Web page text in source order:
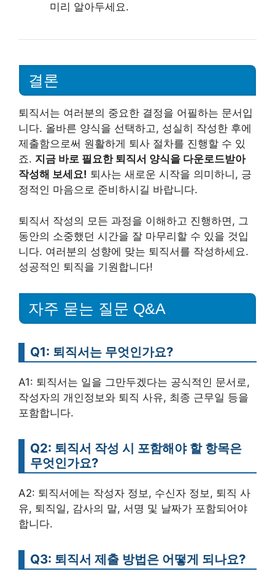
미리 알아두세요.
결론
퇴직서는 여러분의 중요한 결정을 어필하는 문서입
니다. 올바른 양식을 선택하고, 성실히 작성한 후에
제출함으로써 원활하게 퇴사 절차를 진행할 수 있
죠. 지금 바로 필요한 퇴직서 양식을 다운로드받아
작성해 보세요! 퇴사는 새로운 시작을 의미하니, 긍
정적인 마음으로 준비하시길 바랍니다.
퇴직서 작성의 모든 과정을 이해하고 진행하면, 그
동안의 소중했던 시간을 잘 마무리할 수 있을 것입
니다. 여러분의 성향에 맞는 퇴직서를 작성하세요.
성공적인 퇴직을 기원합니다!
자주 묻는 질문 Q&A
Q1: 퇴직서는 무엇인가요?
A1: 퇴직서는 일을 그만두겠다는 공식적인 문서로,
작성자의 개인정보와 퇴직 사유, 최종 근무일 등을
포함합니다.
Q2: 퇴직서 작성 시 포함해야 할 항목은
무엇인가요?
A2: 퇴직서에는 작성자 정보, 수신자 정보, 퇴직 사
유, 퇴직일, 감사의 말, 서명 및 날짜가 포함되어야
합니다.
Q3: 퇴직서 제출 방법은 어떻게 되나요?